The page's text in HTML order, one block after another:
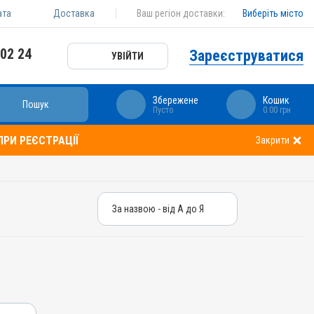
Доставка Ваш регіон доставки: Виберіть місто
24 УВІЙТИ Зареєструватися
Пошук Збережене
Пусто
Кошик
0.00 грн
РЕЄСТРАЦІЇ Закрити
За назвою - від А до Я